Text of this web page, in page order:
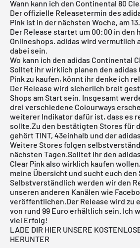
Wann kann ich den Continental 80
Der offizielle Releasetermin des
Pink ist in der nächsten Woche, am
Der Release startet um 00:00 in den
Onlineshops. adidas wird vermutlich
dabei sein.
Wo kann ich den adidas Continental
Solltet ihr wirklich planen den adidas
Pink zu kaufen, könnt ihr denke ich
Der Release wird sicherlich breit
Shops am Start sein. Insgesamt
drei verschiedene Colourways
weiterer Indikator dafür ist, dass es
sollte.Zu den bestätigten Stores für
gehört TINT, 43einhalb und der
Weitere Stores folgen
nächsten Tagen.Solltet ihr den
Clear Pink also wirklich kaufen
meine Übersicht und sucht euch den
Selbstverständlich werden wir den
unseren anderen Kanälen wie
veröffentlichen.Der Release wird zu
von rund 99 Euro erhältlich sein. Ich
viel Erfolg!
LADE DIR HIER UNSERE
HERUNTER